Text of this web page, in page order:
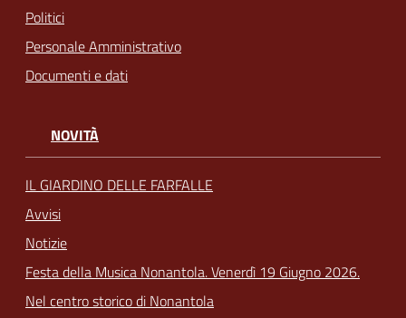
Politici
Personale Amministrativo
Documenti e dati
NOVITÀ
IL GIARDINO DELLE FARFALLE
Avvisi
Notizie
Festa della Musica Nonantola. Venerdì 19 Giugno 2026.
Nel centro storico di Nonantola